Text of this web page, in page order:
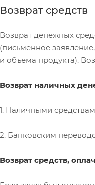
Возврат средств
Возврат денежных
(письменное
и объема продукта).
Возврат наличных
1. Наличными
2. Банковским
Возврат средств,